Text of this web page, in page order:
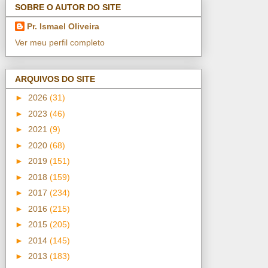
SOBRE O AUTOR DO SITE
Pr. Ismael Oliveira
Ver meu perfil completo
ARQUIVOS DO SITE
► 2026 (31)
► 2023 (46)
► 2021 (9)
► 2020 (68)
► 2019 (151)
► 2018 (159)
► 2017 (234)
► 2016 (215)
► 2015 (205)
► 2014 (145)
► 2013 (183)